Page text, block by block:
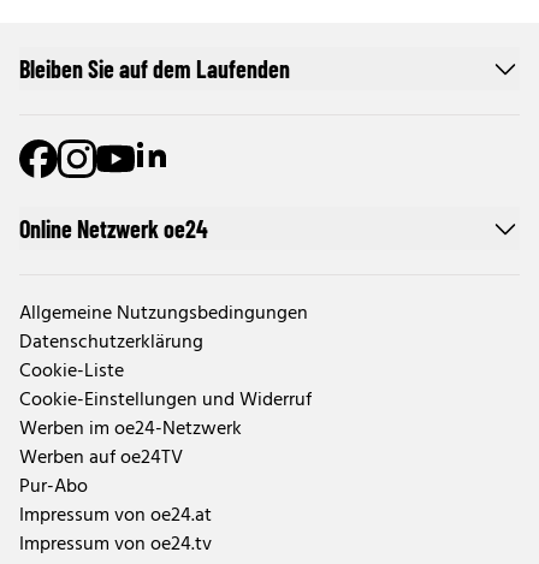
Online Netzwerk oe24
Allgemeine Nutzungsbedingungen
Datenschutzerklärung
Cookie-Liste
Cookie-Einstellungen und Widerruf
Werben im oe24-Netzwerk
Werben auf oe24TV
Pur-Abo
Impressum von oe24.at
Impressum von oe24.tv
Bleiben Sie auf dem Laufenden